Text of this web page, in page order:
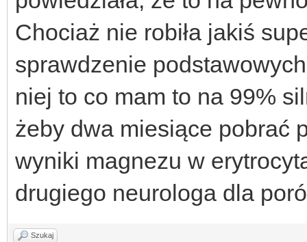
Chociaż nie robiła jakiś
sprawdzenie
niej to co mam to na 99%
żeby dwa miesiące pobrać
wyniki magnezu w
drugiego neurologa dla
Szukaj